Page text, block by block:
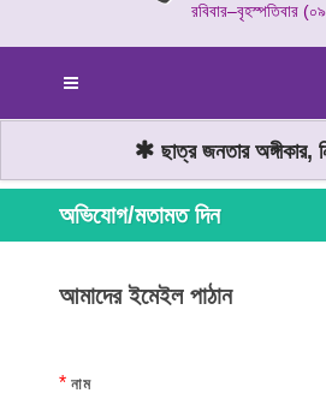
রবিবার–বৃহস্পতিবার
ছাত্র জনতার অঙ্গীকার,
অভিযোগ/মতামত দিন
আমাদের ইমেইল পাঠান
* নাম